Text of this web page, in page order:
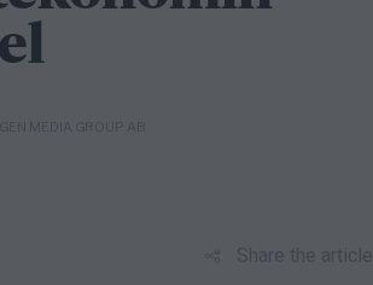
MEDIA GROUP AB
Share the article